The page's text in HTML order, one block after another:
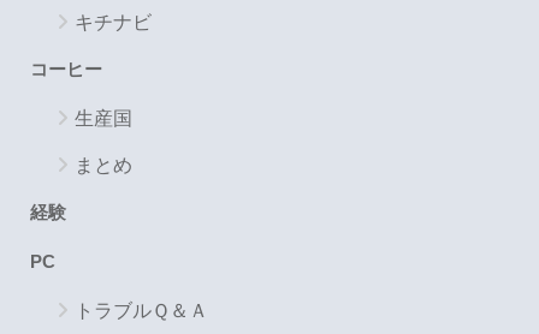
キチナビ
コーヒー
生産国
まとめ
経験
PC
トラブルＱ＆Ａ